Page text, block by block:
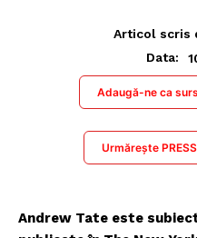
Articol scris
Data:
Adaugă-ne ca
Urmărește
Andrew Tate este